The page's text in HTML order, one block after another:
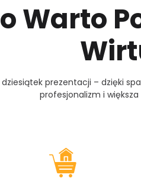
Warto
prezentacji – dzięki
profesjonalizm i